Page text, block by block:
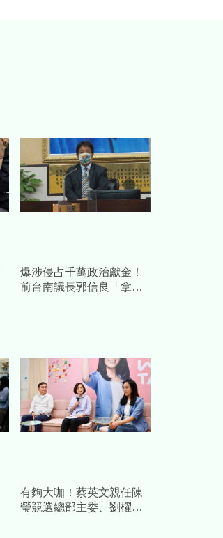
爆涉侵占千萬政治獻金！
前台南議長郭信良「拿公
有夠大咖！蔡英文親任陳
瑩競選總部主委、劉櫂豪